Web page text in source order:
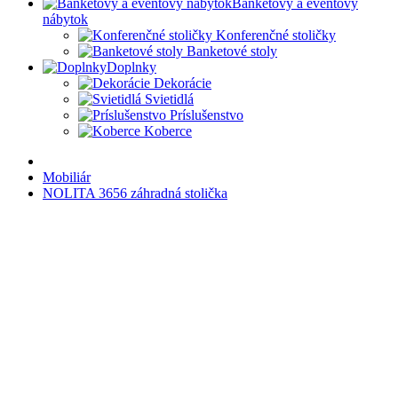
Banketový a eventový
nábytok
Konferenčné stoličky
Banketové stoly
Doplnky
Dekorácie
Svietidlá
Príslušenstvo
Koberce
Mobiliár
NOLITA 3656 záhradná stolička